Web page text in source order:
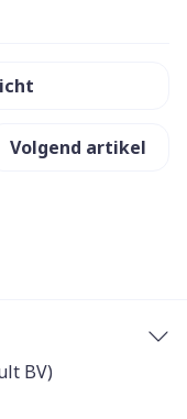
Volgend artikel
BV)